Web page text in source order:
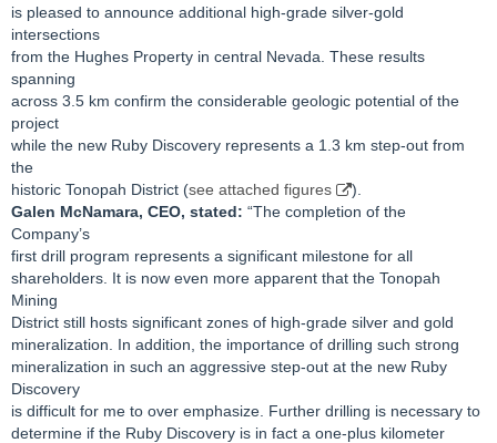
is pleased to announce additional high-grade silver-gold
intersections
from the Hughes Property in central Nevada. These results
spanning
across 3.5 km confirm the considerable geologic potential of the
project
while the new Ruby Discovery represents a 1.3 km step-out from
the
historic Tonopah District (see attached figures
).
Galen McNamara, CEO, stated: “The completion of the
Company’s
first drill program represents a significant milestone for all
shareholders. It is now even more apparent that the Tonopah
Mining
District still hosts significant zones of high-grade silver and gold
mineralization. In addition, the importance of drilling such strong
mineralization in such an aggressive step-out at the new Ruby
Discovery
is difficult for me to over emphasize. Further drilling is necessary to
determine if the Ruby Discovery is in fact a one-plus kilometer